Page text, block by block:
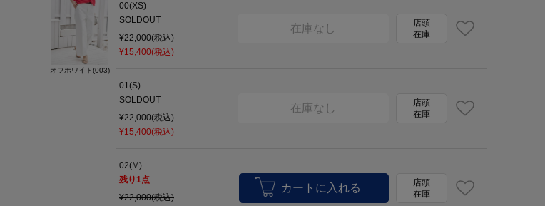
オフホワイト(003)
00(XS)
SOLDOUT
¥22,000(税込)
¥15,400(税込)
在庫なし
店頭
在庫
01(S)
SOLDOUT
¥22,000(税込)
¥15,400(税込)
在庫なし
店頭
在庫
02(M)
残り1点
¥22,000(税込)
店頭
在庫